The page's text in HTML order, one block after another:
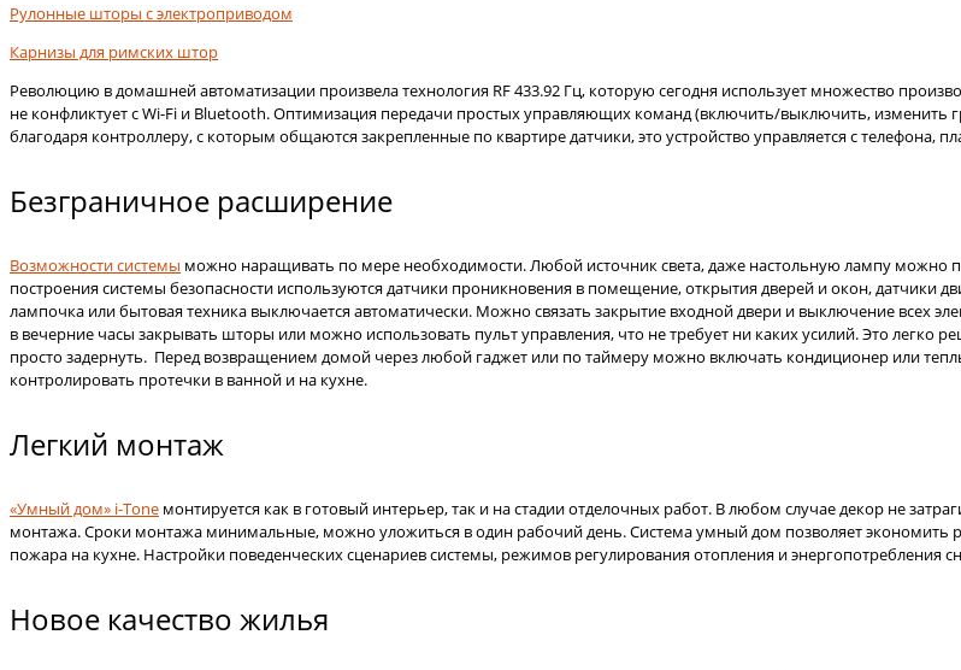
Рулонные шторы с электроприводом
Карнизы для римских штор
Революцию в домашней автоматизации произвела технология RF 433.92 Гц, которую сегодня использует множество
не конфликтует с Wi-Fi и Bluetooth. Оптимизация передачи простых управляющих команд (включить/выключить, изменить
благодаря контроллеру, с которым общаются закрепленные по квартире датчики, это устройство управляется с
Безграничное расширение
Возможности системы можно наращивать по мере необходимости. Любой источник света, даже настольную лампу можно
построения системы безопасности используются датчики проникновения в помещение, открытия дверей и окон, датчики
лампочка или бытовая техника выключается автоматически. Можно связать закрытие входной двери и выключение всех
в вечерние часы закрывать шторы или можно использовать пульт управления, что не требует ни каких усилий. Это
просто задернуть. Перед возвращением домой через любой гаджет или по таймеру можно включать кондиционер или
контролировать протечки в ванной и на кухне.
Легкий монтаж
«Умный дом» i-Tone монтируется как в готовый интерьер, так и на стадии отделочных работ. В любом случае декор не
монтажа. Сроки монтажа минимальные, можно уложиться в один рабочий день. Система умный дом позволяет экономить
пожара на кухне. Настройки поведенческих сценариев системы, режимов регулирования отопления и энергопотребления
Новое качество жилья